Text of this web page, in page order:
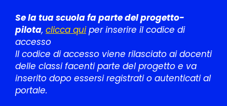
Se la tua scuola fa parte del progetto-
pilota, clicca quiper inserire il codice di
accesso
Il codice di accesso viene rilasciato ai docenti
delle classi facenti parte del progetto e va
inserito dopo essersi registrati o autenticati al
portale.